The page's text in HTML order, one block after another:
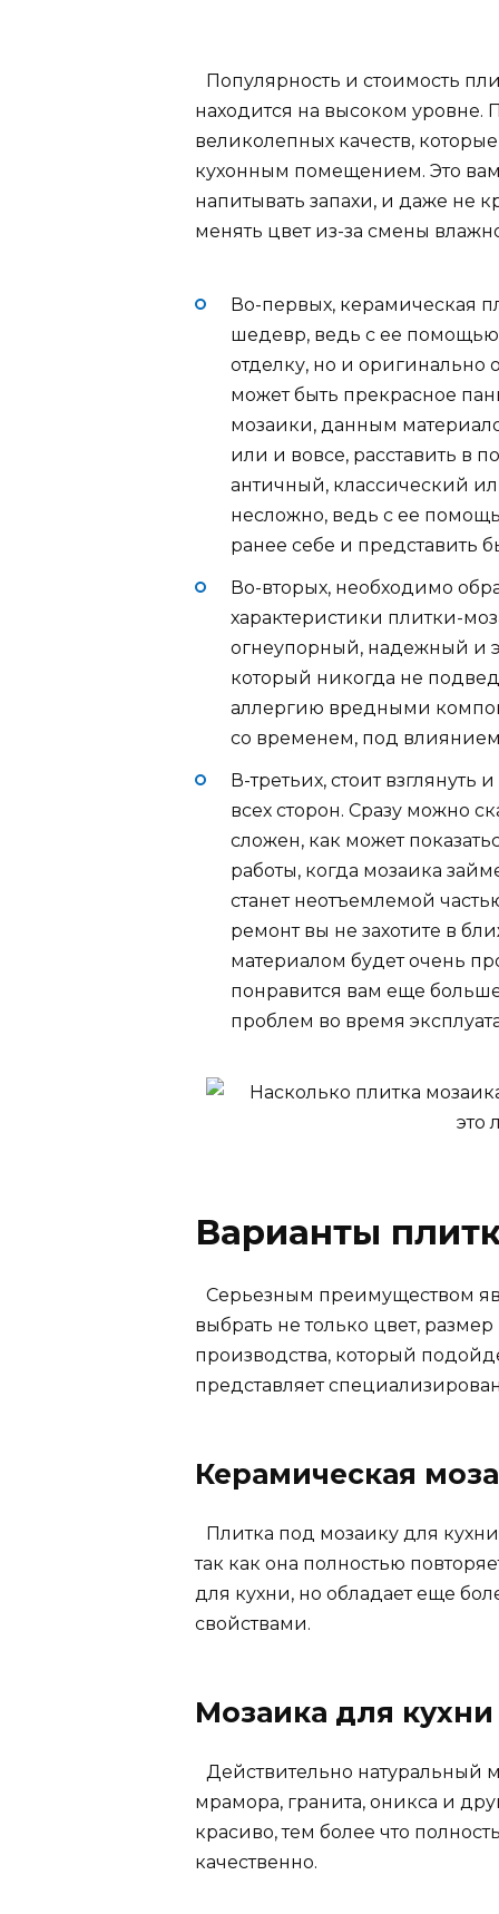
Популярность и стоимость
находится на высоком
великолепных качеств,
кухонным помещением. Это
напитывать запахи, и даже не
менять цвет из-за смены
Во-первых, керамическая
шедевр, ведь с ее
отделку, но и оригинально
может быть прекрасное
мозаики, данным
или и вовсе, расставить в
античный, классический
несложно, ведь с ее
ранее себе и представить
Во-вторых, необходимо
характеристики плитки-
огнеупорный, надежный и
который никогда не
аллергию вредными
со временем, под
В-третьих, стоит взглянуть
всех сторон. Сразу можно
сложен, как может
работы, когда мозаика
станет неотъемлемой
ремонт вы не захотите в
материалом будет очень
понравится вам еще
проблем во время
Варианты
Серьезным преимуществом
выбрать не только цвет,
производства, который
представляет
Керамическая
Плитка под мозаику для
так как она полностью
для кухни, но обладает еще
свойствами.
Мозаика для
Действительно натуральный
мрамора, гранита, оникса и
красиво, тем более что
качественно.